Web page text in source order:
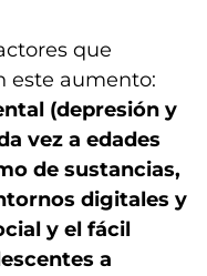
que
este aumento:
(depresión y
vez a edades
de sustancias,
digitales y
y el fácil
a